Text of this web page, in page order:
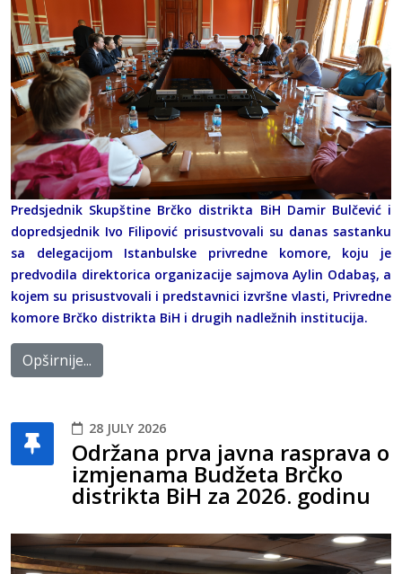
Predsjednik Skupštine Brčko distrikta BiH Damir Bulčević i
dopredsjednik Ivo Filipović prisustvovali su danas sastanku
sa delegacijom Istanbulske privredne komore, koju je
predvodila direktorica organizacije sajmova Aylin Odabaş, a
kojem su prisustvovali i predstavnici izvršne vlasti, Privredne
komore Brčko distrikta BiH i drugih nadležnih institucija.
Opširnije...
28 JULY 2026
Održana prva javna rasprava o
izmjenama Budžeta Brčko
distrikta BiH za 2026. godinu